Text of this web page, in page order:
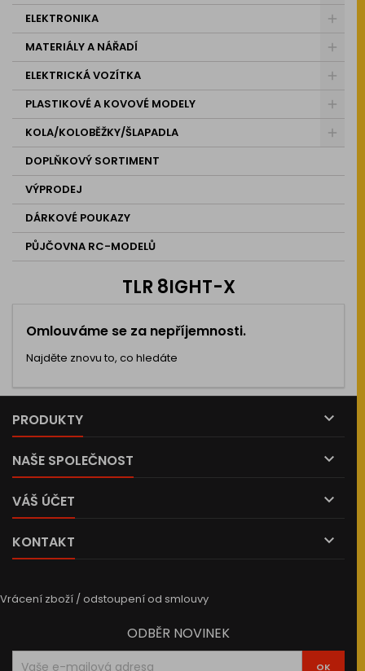
ELEKTRONIKA
MATERIÁLY A NÁŘADÍ
ELEKTRICKÁ VOZÍTKA
PLASTIKOVÉ A KOVOVÉ MODELY
KOLA/KOLOBĚŽKY/ŠLAPADLA
DOPLŇKOVÝ SORTIMENT
VÝPRODEJ
DÁRKOVÉ POUKAZY
PŮJČOVNA RC-MODELŮ
TLR 8IGHT-X
Omlouváme se za nepříjemnosti.
Najděte znovu to, co hledáte
PRODUKTY 
NAŠE SPOLEČNOST 
VÁŠ ÚČET 
KONTAKT 
Vrácení zboží / odstoupení od smlouvy
ODBĚR NOVINEK